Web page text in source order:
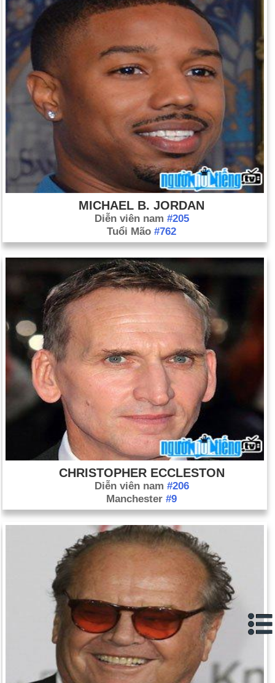
MICHAEL B. JORDAN
Diễn viên nam #205
Tuổi Mão #762
CHRISTOPHER ECCLESTON
Diễn viên nam #206
Manchester #9